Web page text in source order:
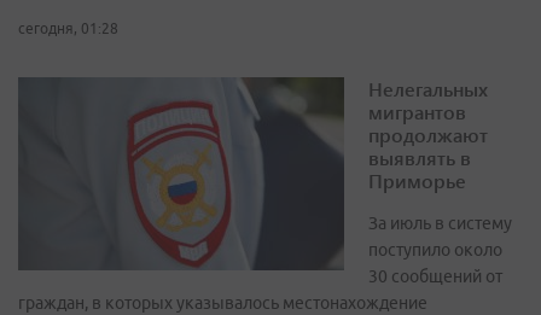
сегодня, 01:28
Нелегальных
мигрантов
продолжают
выявлять в
Приморье
За июль в систему
поступило около
30 сообщений от
граждан, в которых указывалось местонахождение